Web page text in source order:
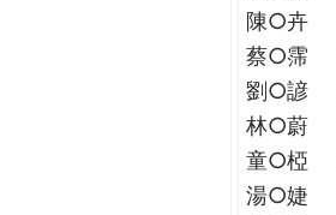
陳○卉
蔡○霈
劉○諺
林○蔚
童○椏
湯○婕